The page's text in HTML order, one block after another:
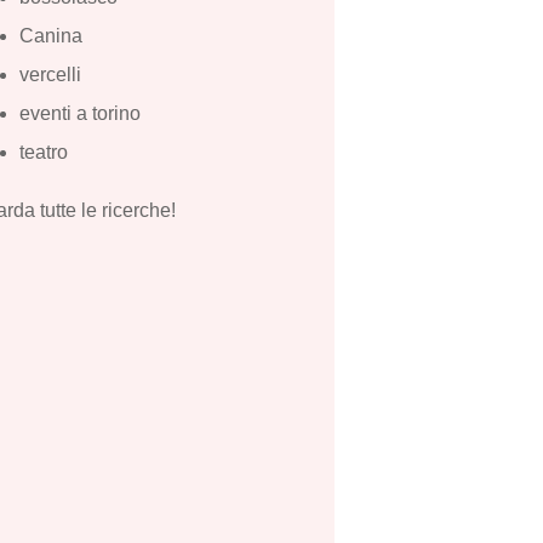
Canina
vercelli
eventi a torino
teatro
tutte le ricerche!